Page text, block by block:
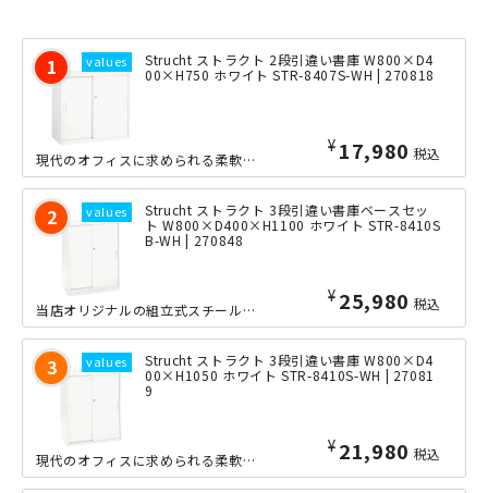
Strucht ストラクト 2段引違い書庫 W800×D4
00×H750 ホワイト STR-8407S-WH | 270818
¥ 17,980 税込
現代のオフィスに求められる柔軟性・効率性・美しさを兼ね備えた、当店オリジナルの組...
Strucht ストラクト 3段引違い書庫ベースセッ
ト W800×D400×H1100 ホワイト STR-8410S
B-WH | 270848
¥ 25,980 税込
当店オリジナルの組立式スチール書庫「Strucht（ストラクト）」シリーズの3段...
Strucht ストラクト 3段引違い書庫 W800×D4
00×H1050 ホワイト STR-8410S-WH | 27081
9
¥ 21,980 税込
現代のオフィスに求められる柔軟性・効率性・美しさを兼ね備えた、当店オリジナルの組...